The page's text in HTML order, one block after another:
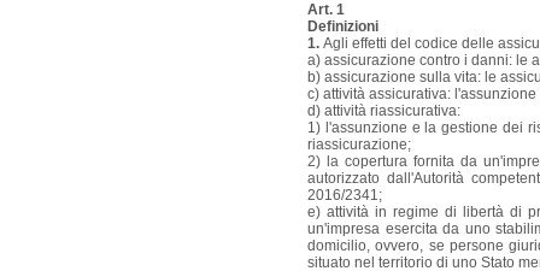
Art. 1
Definizioni
1. Agli effetti del codice delle
a) assicurazione contro i danni: le
b) assicurazione sulla vita: le
c) attività assicurativa:
d) attività riassicurativa:
1) l'assunzione e la gestione dei
riassicurazione;
2) la copertura fornita da
autorizzato dall'Autorità
2016/2341;
e) attività in regime di libertà di
un'impresa esercita da uno
domicilio, ovvero, se persone
situato nel territorio di uno Stato